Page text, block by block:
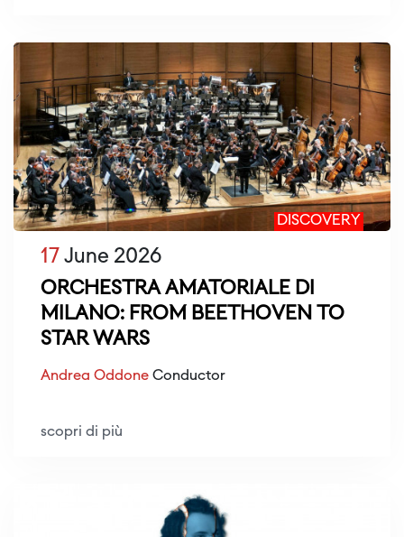
DISCOVERY
17 June 2026
ORCHESTRA AMATORIALE DI
MILANO: FROM BEETHOVEN TO
STAR WARS
Andrea Oddone Conductor
scopri di più